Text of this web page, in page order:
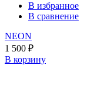
В избранное
В сравнение
NEON
1 500 ₽
В корзину